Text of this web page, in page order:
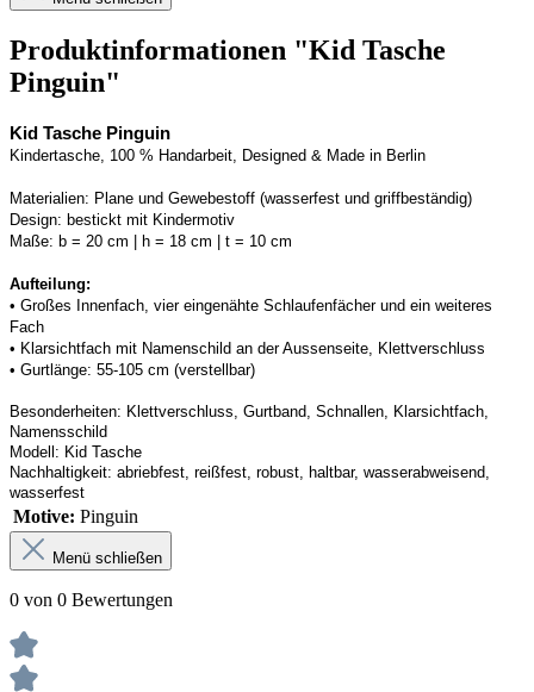
Produktinformationen "Kid Tasche
Pinguin"
Kid Tasche Pinguin
Kindertasche, 100 % Handarbeit, Designed & Made in Berlin
Materialien: Plane und Gewebestoff (wasserfest und griffbeständig)
Design: bestickt mit Kindermotiv
Maße: b = 20 cm | h = 18 cm | t = 10 cm
Aufteilung:
• Großes Innenfach, vier eingenähte Schlaufenfächer und ein weiteres
Fach
• Klarsichtfach mit Namenschild an der Aussenseite, Klettverschluss
• Gurtlänge: 55-105 cm (verstellbar)
Besonderheiten: Klettverschluss, Gurtband, Schnallen, Klarsichtfach,
Namensschild
Modell: Kid Tasche
Nachhaltigkeit: abriebfest, reißfest, robust, haltbar, wasserabweisend,
wasserfest
Motive: Pinguin
Menü schließen
0 von 0 Bewertungen